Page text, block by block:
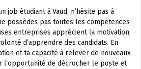
job étudiant à Vaud, n’hésite pas à
possèdes pas toutes les compétences
entreprises apprécient la motivation,
d’apprendre des candidats. En
et ta capacité à relever de nouveaux
l’opportunité de décrocher le poste et